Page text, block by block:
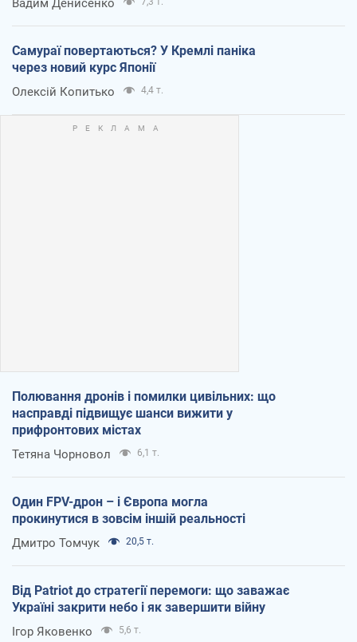
Вадим Денисенко
Самураї повертаються? У Кремлі паніка
через новий курс Японії
Олексій Копитько 4,4 т.
Полювання дронів і помилки цивільних: що
насправді підвищує шанси вижити у
прифронтових містах
Тетяна Чорновол 6,1 т.
Один FPV-дрон – і Європа могла
прокинутися в зовсім іншій реальності
Дмитро Томчук 20,5 т.
Від Patriot до стратегії перемоги: що заважає
Україні закрити небо і як завершити війну
Ігор Яковенко 5,6 т.